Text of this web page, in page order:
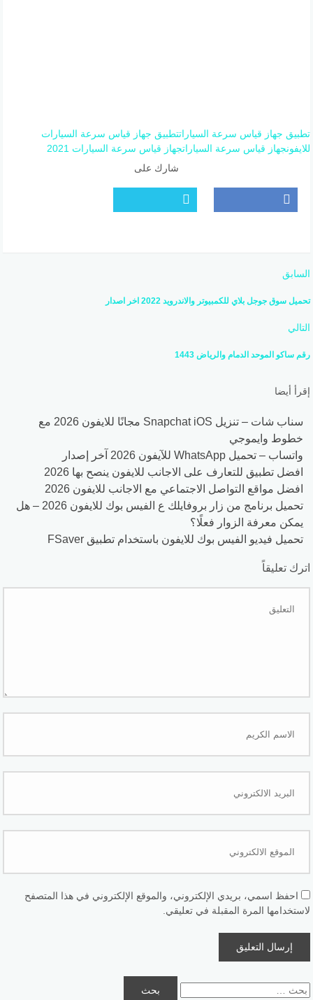
تطبيق جهاز قياس سرعة السياراتتطبيق جهاز قياس سرعة السيارات
للايفونجهاز قياس سرعة السياراتجهاز قياس سرعة السيارات 2021
شارك على
السابق
تحميل سوق جوجل بلاي للكمبيوتر والاندرويد 2022 اخر اصدار
التالي
رقم ساكو الموحد الدمام والرياض 1443
إقرأ أيضا
سناب شات – تنزيل Snapchat iOS مجانًا للايفون 2026 مع
خطوط وايموجي
واتساب – تحميل WhatsApp للآيفون 2026 آخر إصدار
افضل تطبيق للتعارف على الاجانب للايفون ينصح بها 2026
افضل مواقع التواصل الاجتماعي مع الاجانب للايفون 2026
تحميل برنامج من زار بروفايلك ع الفيس بوك للايفون 2026 – هل
يمكن معرفة الزوار فعلًا؟
تحميل فيديو الفيس بوك للايفون باستخدام تطبيق FSaver
اترك تعليقاً
احفظ اسمي، بريدي الإلكتروني، والموقع الإلكتروني في هذا المتصفح
لاستخدامها المرة المقبلة في تعليقي.
البحث
عن: